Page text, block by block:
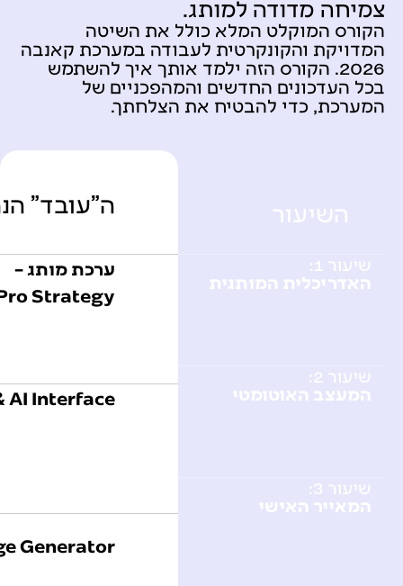
צמיחה מדודה למותג.
הקורס המוקלט המלא כולל את השיטה
המדויקת והקונקרטית לעבודה במערכת קאנבה
2026. הקורס הזה ילמד אותך איך להשתמש
בכל העדכונים החדשים והמהפכניים של
המערכת, כדי להבטיח את הצלחתך.
השיעור
שיעור 1:
האדריכלית המותגית
שיעור 2:
המעצב האוטומטי
שיעור 3:
המאייר האישי
ה"עובד"
ערכת מותג –
Strategy
AI Interface
Generator